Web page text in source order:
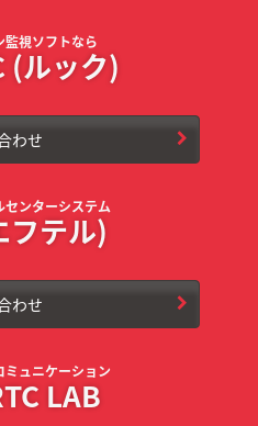
監視ソフトなら
(ルック)
わせ
センターシステム
テル)
わせ
ミュニケーション
LAB